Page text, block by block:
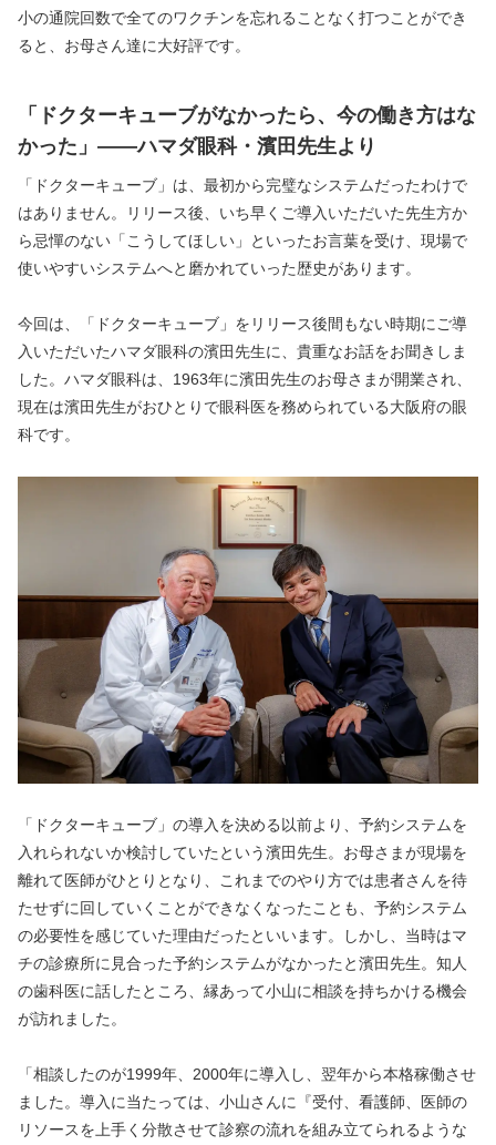
小の通院回数で全てのワクチンを忘れることなく打つことができ
ると、お母さん達に大好評です。
「ドクターキューブがなかったら、今の働き方はな
かった」――ハマダ眼科・濱田先生より
「ドクターキューブ」は、最初から完璧なシステムだったわけで
はありません。リリース後、いち早くご導入いただいた先生方か
ら忌憚のない「こうしてほしい」といったお言葉を受け、現場で
使いやすいシステムへと磨かれていった歴史があります。
今回は、「ドクターキューブ」をリリース後間もない時期にご導
入いただいたハマダ眼科の濱田先生に、貴重なお話をお聞きしま
した。ハマダ眼科は、1963年に濱田先生のお母さまが開業され、
現在は濱田先生がおひとりで眼科医を務められている大阪府の眼
科です。
「ドクターキューブ」の導入を決める以前より、予約システムを
入れられないか検討していたという濱田先生。お母さまが現場を
離れて医師がひとりとなり、これまでのやり方では患者さんを待
たせずに回していくことができなくなったことも、予約システム
の必要性を感じていた理由だったといいます。しかし、当時はマ
チの診療所に見合った予約システムがなかったと濱田先生。知人
の歯科医に話したところ、縁あって小山に相談を持ちかける機会
が訪れました。
「相談したのが1999年、2000年に導入し、翌年から本格稼働させ
ました。導入に当たっては、小山さんに『受付、看護師、医師の
リソースを上手く分散させて診察の流れを組み立てられるような